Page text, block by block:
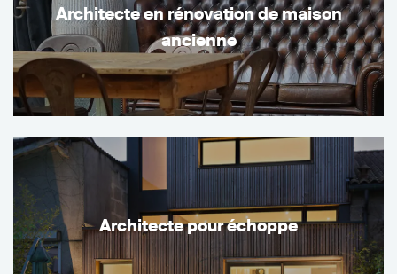
Architecte en rénovation de maison
ancienne
Architecte pour échoppe